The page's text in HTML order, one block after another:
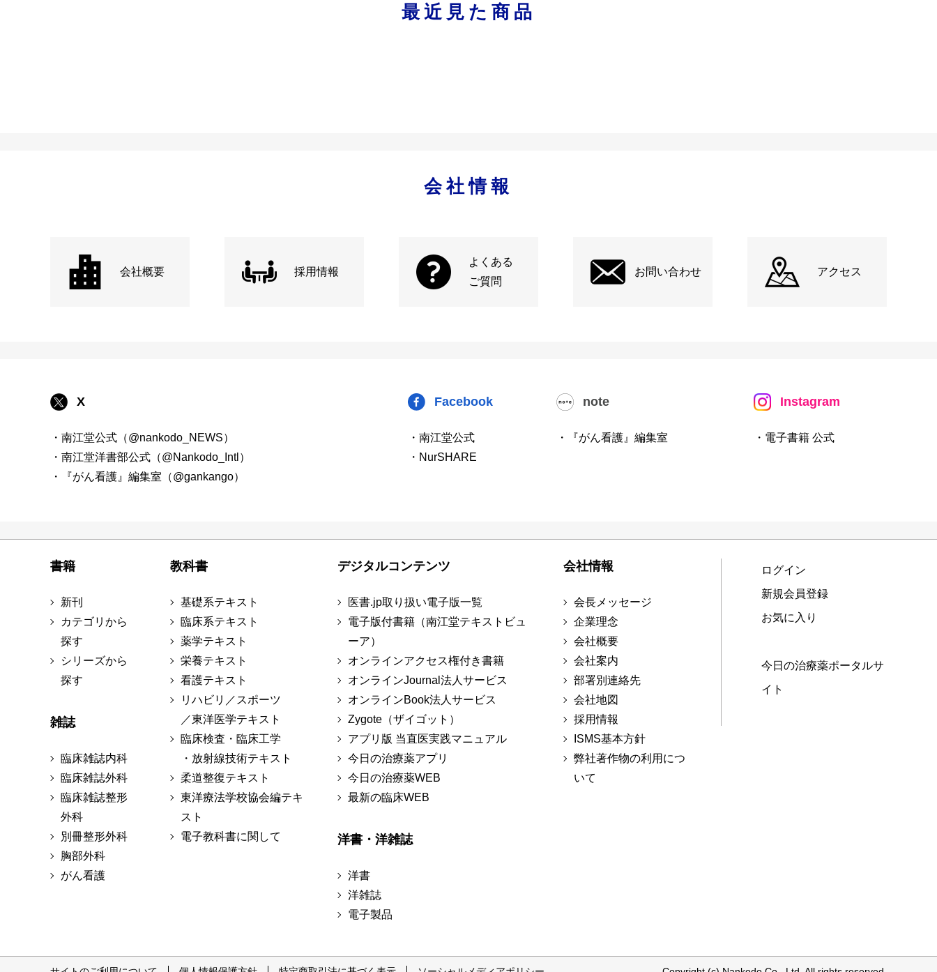
最近見た商品
会社情報
会社概要 採用情報
よくある
ご質問
お問い合わせ アクセス
X
・南江堂公式（@nankodo_NEWS）
・南江堂洋書部公式（@Nankodo_Intl）
・『がん看護』編集室（@gankango）
Facebook
・南江堂公式
・NurSHARE
note
・『がん看護』編集室
Instagram
・電子書籍 公式
書籍
新刊
カテゴリから
探す
シリーズから
探す
雑誌
臨床雑誌内科
臨床雑誌外科
臨床雑誌整形
外科
別冊整形外科
胸部外科
がん看護
教科書
基礎系テキスト
臨床系テキスト
薬学テキスト
栄養テキスト
看護テキスト
リハビリ／スポーツ
／東洋医学テキスト
臨床検査・臨床工学
・放射線技術テキスト
柔道整復テキスト
東洋療法学校協会編テキ
スト
電子教科書に関して
デジタルコンテンツ
医書.jp取り扱い電子版一覧
電子版付書籍（南江堂テキストビュ
ーア）
オンラインアクセス権付き書籍
オンラインJournal法人サービス
オンラインBook法人サービス
Zygote（ザイゴット）
アプリ版 当直医実践マニュアル
今日の治療薬アプリ
今日の治療薬WEB
最新の臨床WEB
洋書・洋雑誌
洋書
洋雑誌
電子製品
会社情報
会長メッセージ
企業理念
会社概要
会社案内
部署別連絡先
会社地図
採用情報
ISMS基本方針
弊社著作物の利用につ
いて
ログイン
新規会員登録
お気に入り
今日の治療薬ポータルサ
イト